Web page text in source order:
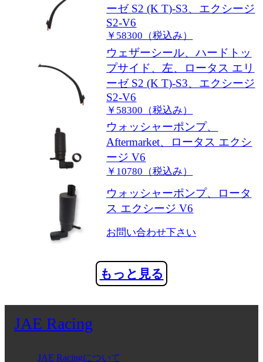
ーゼ S2 (K T)-S3、エクシージ
S2-V6
￥58300（税込み）
ウェザーシール、ハードトッ
プサイド、左、ロータス エリ
ーゼ S2 (K T)-S3、エクシージ
S2-V6
￥58300（税込み）
ウォッシャーポンプ、
Aftermarket、ロータス エクシ
ージ V6
￥10780（税込み）
ウォッシャーポンプ、ロータ
ス エクシージ V6
お問い合わせ下さい
もっと見る
JAE Racing
JAE Racingについて